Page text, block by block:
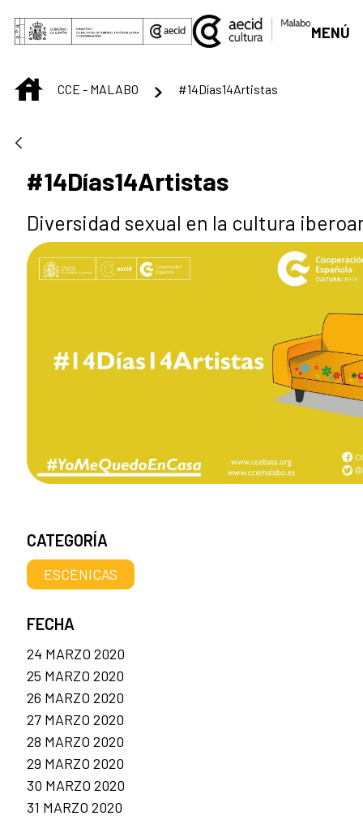
Saltar al contenido principal
MENÚ
INICIOCCE - MALABO #14Días14Artistas
#14Días14Artistas
Diversidad sexual en la cultura
CATEGORÍA
ESCÉNICAS
FECHA
24 MARZO 2020
25 MARZO 2020
26 MARZO 2020
27 MARZO 2020
28 MARZO 2020
29 MARZO 2020
30 MARZO 2020
31 MARZO 2020